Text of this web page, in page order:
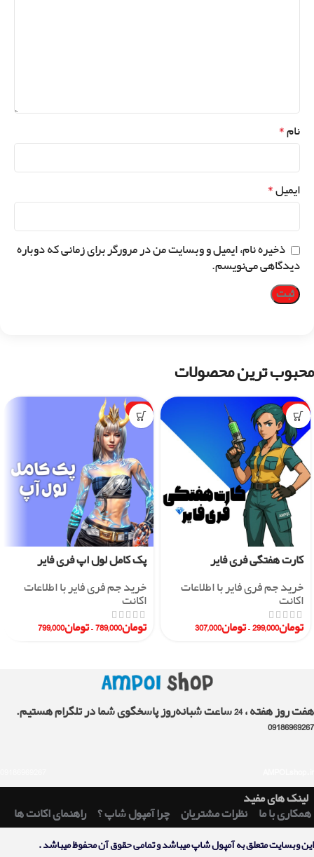
نام*
ایمیل*
ذخیره نام، ایمیل و وبسایت من در مرورگر برای زمانی که دوباره
دیدگاهی می‌نویسم.
محبوب ترین محصولات
-7%
کارت هفتگی فری فایر
خرید جم فری فایر با اطلاعات
اکانت
تومان299,000
–تومان307,000
-1%
پک کامل لول اپ فری فایر
خرید جم فری فایر با اطلاعات
اکانت
تومان789,000
–تومان799,000
هفت روز هفته ، 24 ساعت شبانه‌روز پاسخگوی شما در تلگرام هستیم.
09186969267
لینک های مفید
همکاری با ما
نظرات مشتریان چرا آمپول شاپ ؟ راهنمای اکانت ها
اين وبسايت متعلق به آمپول شاپ ميباشد و تمامی حقوق آن محفوظ ميباشد .